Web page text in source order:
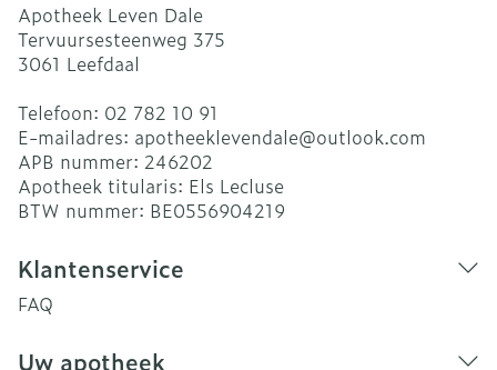
Apotheek Leven Dale
Tervuursesteenweg 375
3061 Leefdaal
Telefoon: 02 782 10 91
E-mailadres: apotheeklevendale@outlook.com
APB nummer: 246202
Apotheek titularis: Els Lecluse
BTW nummer: BE0556904219
Klantenservice
FAQ
Uw apotheek